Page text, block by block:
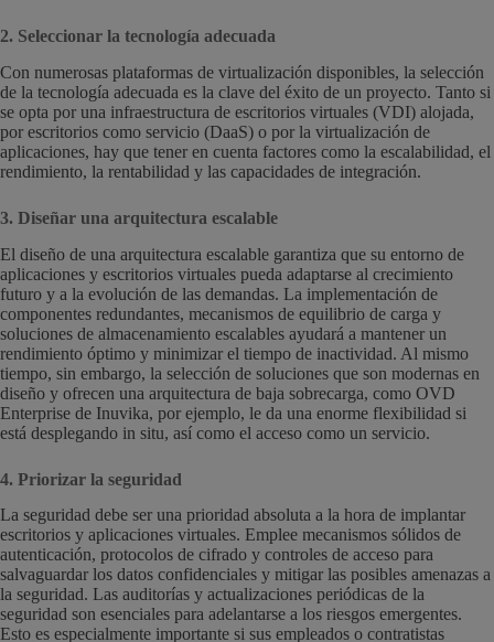
2. Seleccionar la tecnología adecuada
Con numerosas plataformas de virtualización disponibles, la selección
de la tecnología adecuada es la clave del éxito de un proyecto. Tanto si
se opta por una infraestructura de escritorios virtuales (VDI) alojada,
por escritorios como servicio (DaaS) o por la virtualización de
aplicaciones, hay que tener en cuenta factores como la escalabilidad, el
rendimiento, la rentabilidad y las capacidades de integración.
3. Diseñar una arquitectura escalable
El diseño de una arquitectura escalable garantiza que su entorno de
aplicaciones y escritorios virtuales pueda adaptarse al crecimiento
futuro y a la evolución de las demandas. La implementación de
componentes redundantes, mecanismos de equilibrio de carga y
soluciones de almacenamiento escalables ayudará a mantener un
rendimiento óptimo y minimizar el tiempo de inactividad. Al mismo
tiempo, sin embargo, la selección de soluciones que son modernas en
diseño y ofrecen una arquitectura de baja sobrecarga, como OVD
Enterprise de Inuvika, por ejemplo, le da una enorme flexibilidad si
está desplegando in situ, así como el acceso como un servicio.
4. Priorizar la seguridad
La seguridad debe ser una prioridad absoluta a la hora de implantar
escritorios y aplicaciones virtuales. Emplee mecanismos sólidos de
autenticación, protocolos de cifrado y controles de acceso para
salvaguardar los datos confidenciales y mitigar las posibles amenazas a
la seguridad. Las auditorías y actualizaciones periódicas de la
seguridad son esenciales para adelantarse a los riesgos emergentes.
Esto es especialmente importante si sus empleados o contratistas